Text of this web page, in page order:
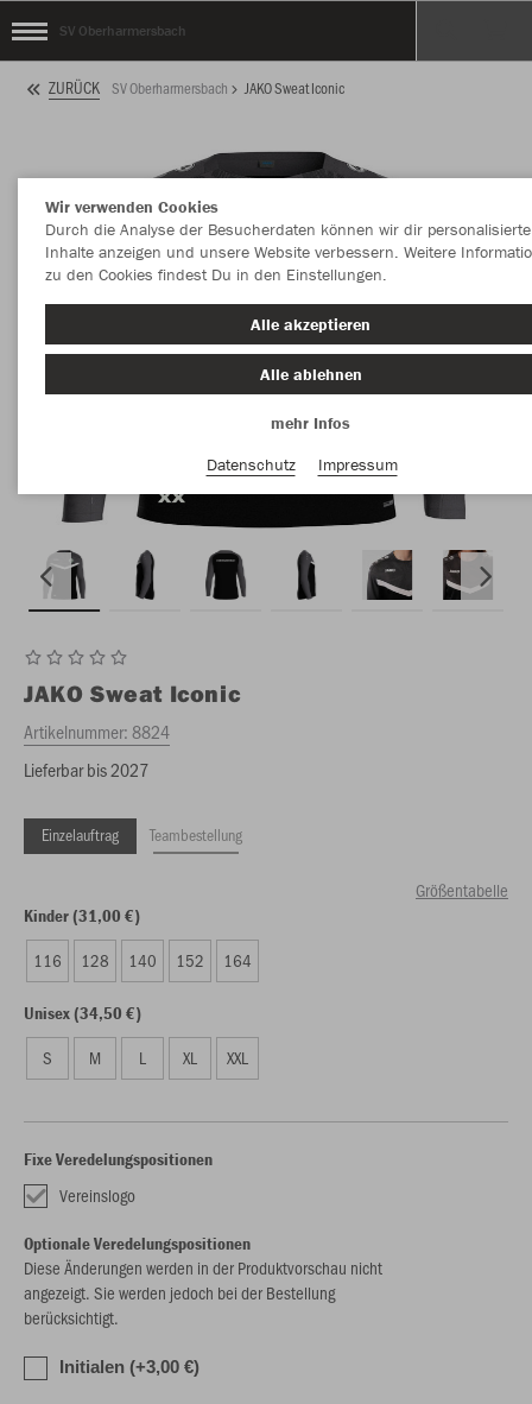
SV Oberharmersbach
ZURÜCK SV Oberharmersbach JAKO Sweat Iconic
JAKO Sweat Iconic
Artikelnummer:8824
Lieferbar bis 2027
Einzelauftrag Teambestellung
Größentabelle
Kinder (31,00 €)
116 128 140 152 164
Unisex (34,50 €)
S M L XL XXL
Fixe Veredelungspositionen
Vereinslogo
Optionale Veredelungspositionen
Diese Änderungen werden in der Produktvorschau nicht
angezeigt. Sie werden jedoch bei der Bestellung
berücksichtigt.
Initialen (+3,00 €)
Wir verwenden Cookies
Durch die Analyse der Besucherdaten können wir dir personalisierte
Inhalte anzeigen und unsere Website verbessern. Weitere
zu den Cookies findest Du in den Einstellungen.
Alle akzeptieren
Alle ablehnen
mehr Infos
Datenschutz
Impressum